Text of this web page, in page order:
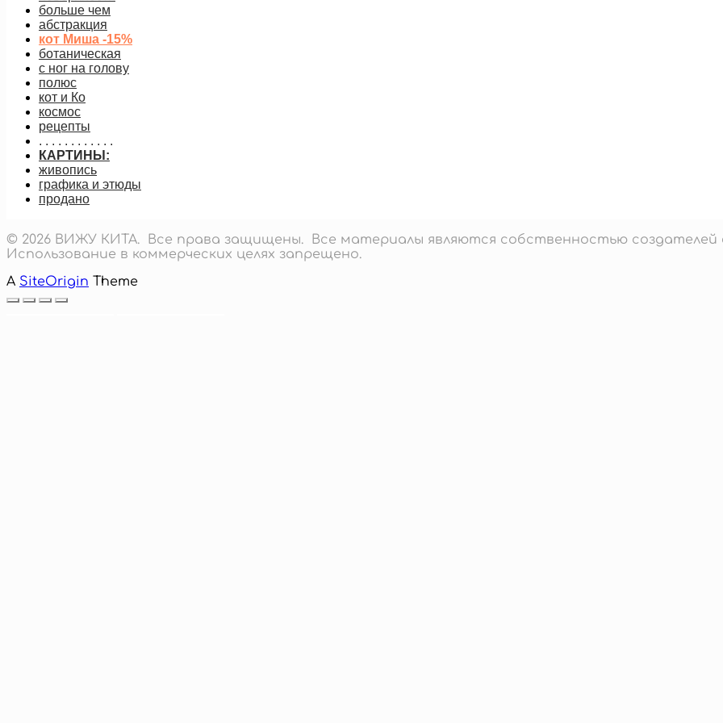
больше чем
абстракция
кот Миша -15%
ботаническая
с ног на голову
полюс
кот и Ко
космос
рецепты
. . . . . . . . . . . .
КАРТИНЫ:
живопись
графика и этюды
продано
© 2026 ВИЖУ КИТА. Все права защищены. Все материалы являются собственностью создателей
Использование в коммерческих целях запрещено.
A SiteOrigin Theme